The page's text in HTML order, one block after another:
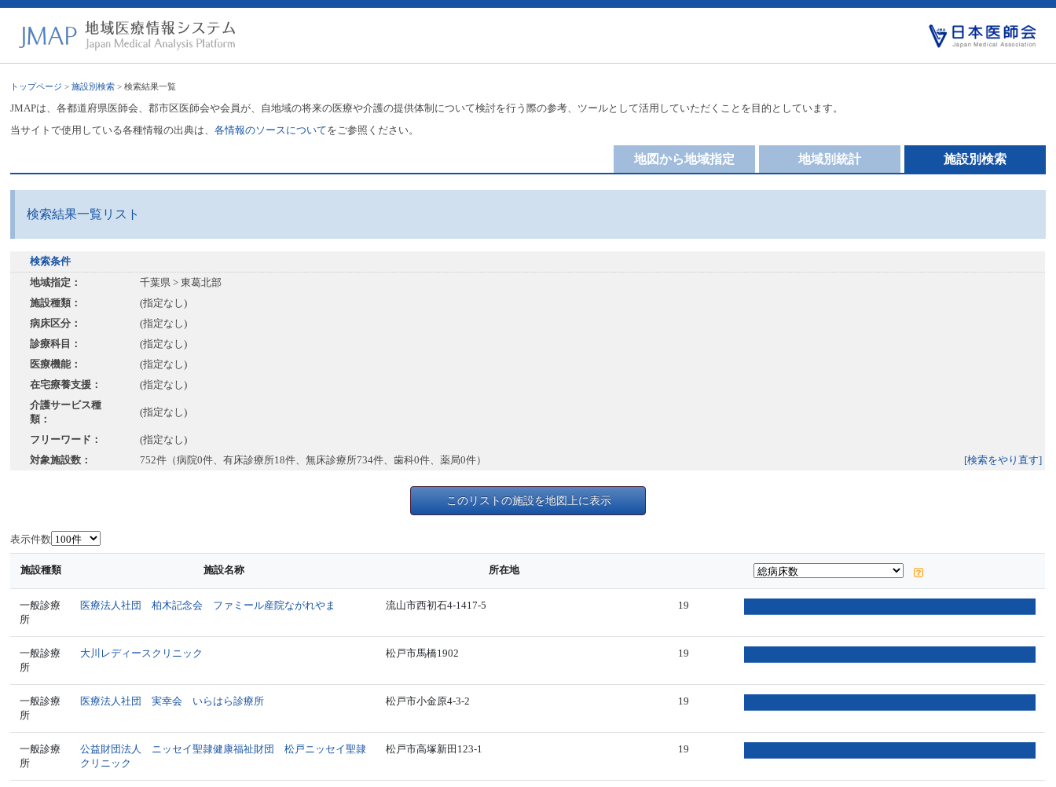
トップページ >施設別検索 > 検索結果一覧
JMAPは、各都道府県医師会、郡市区医師会や会員が、自地域の将来の医療や介護の提供体制について検討を行う際の参考、ツールとして活用していただくことを目的としています。
当サイトで使用している各種情報の出典は、各情報のソースについてをご参照ください。
施設別検索
地域別統計
地図から地域指定
検索結果一覧リスト
検索条件
地域指定：
千葉県 > 東葛北部
施設種類：
(指定なし)
病床区分：
(指定なし)
診療科目：
(指定なし)
医療機能：
(指定なし)
在宅療養支援：
(指定なし)
介護サービス種
類：
(指定なし)
フリーワード：
(指定なし)
対象施設数：
752件（病院0件、有床診療所18件、無床診療所734件、歯科0件、薬局0件） [検索をやり直す]
このリストの施設を地図上に表示
表示件数
施設種類 施設名称 所在地
一般診療
所
医療法人社団 柏木記念会 ファミール産院ながれやま 流山市西初石4-1417-5 19
一般診療
所
大川レディースクリニック 松戸市馬橋1902 19
一般診療
所
医療法人社団 実幸会 いらはら診療所 松戸市小金原4-3-2 19
一般診療
所
公益財団法人 ニッセイ聖隷健康福祉財団 松戸ニッセイ聖隷
クリニック
松戸市高塚新田123-1 19